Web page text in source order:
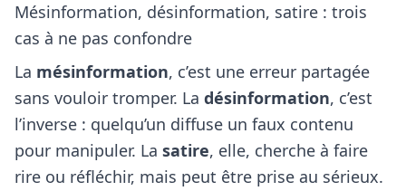
Mésinformation, désinformation, satire : trois
cas à ne pas confondre
La mésinformation, c’est une erreur partagée
sans vouloir tromper. La désinformation, c’est
l’inverse : quelqu’un diffuse un faux contenu
pour manipuler. La satire, elle, cherche à faire
rire ou réfléchir, mais peut être prise au sérieux.